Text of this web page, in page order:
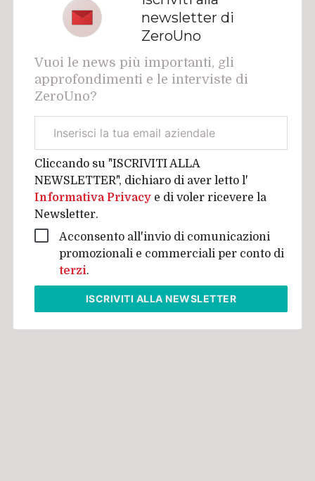
newsletter di
ZeroUno
Vuoi le news più importanti, gli
approfondimenti e le interviste di
ZeroUno?
aziendale
Cliccando su "ISCRIVITI ALLA
NEWSLETTER", dichiaro di aver letto l'
Informativa Privacy e di voler ricevere la
Newsletter.
Acconsento all'invio di comunicazioni
promozionali e commerciali per conto di
terzi.
ISCRIVITI ALLA NEWSLETTER